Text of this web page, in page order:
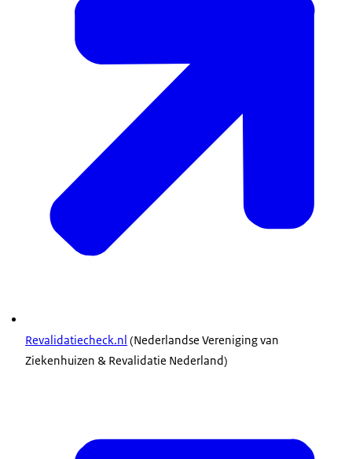
Revalidatiecheck.nl (Nederlandse Vereniging van
Ziekenhuizen & Revalidatie Nederland)